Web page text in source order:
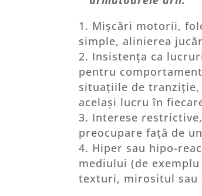
Mișcări motorii,
simple, alinierea
Insistența ca
pentru
situațiile de tranziție,
același lucru în
Interese
preocupare față de
Hiper sau hipo-
mediului (de
texturi, mirositul sau